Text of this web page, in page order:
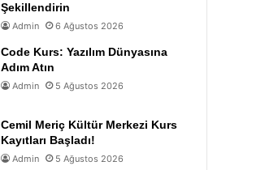
Şekillendirin
Admin 6 Ağustos 2026
Code Kurs: Yazılım Dünyasına
Adım Atın
Admin 5 Ağustos 2026
Cemil Meriç Kültür Merkezi Kurs
Kayıtları Başladı!
Admin 5 Ağustos 2026